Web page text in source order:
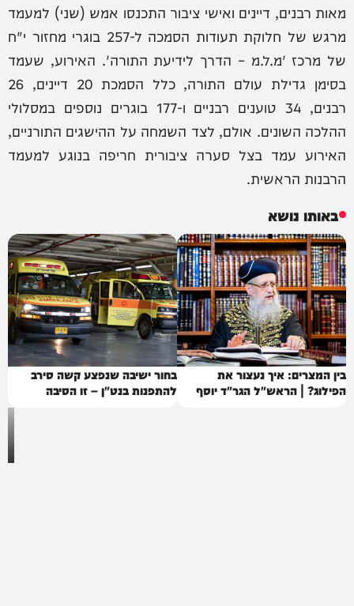
מאות רבנים, דיינים ואישי ציבור התכנסו אמש (שני) למעמד
מרגש של חלוקת תעודות הסמכה ל-257 בוגרי מחזור י"ח
של מרכז 'מ.ל.מ – הדרך לידיעת התורה'. האירוע, שעמד
בסימן גדילת עולם התורה, כלל הסמכת 20 דיינים, 26
רבנים, 34 טוענים רבניים ו-177 בוגרים נוספים במסלולי
ההלכה השונים. אולם, לצד השמחה על ההישגים התורניים,
האירוע עמד בצל סערה ציבורית חריפה בנוגע למעמד
הרבנות הראשית.
באותו נושא
בין המצרים: איך נעצור את
הפילוג? | הראש"ל הגר"ד יוסף
בחור ישיבה שנפצע קשה סירב
להתפנות בנט"ן – זו הסיבה